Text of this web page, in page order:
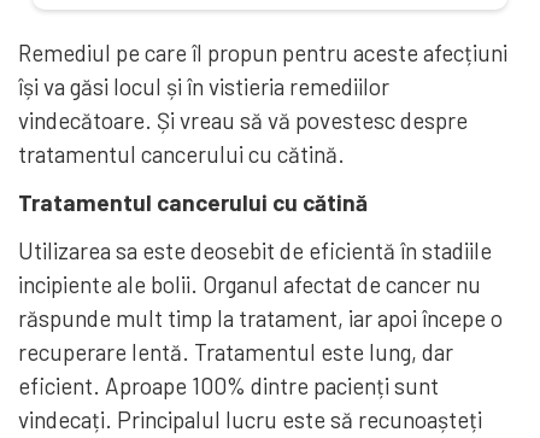
Remediul pe care îl propun pentru aceste afecțiuni
își va găsi locul și în vistieria remediilor
vindecătoare. Și vreau să vă povestesc despre
tratamentul cancerului cu cătină.
Tratamentul cancerului cu cătină
Utilizarea sa este deosebit de eficientă în stadiile
incipiente ale bolii. Organul afectat de cancer nu
răspunde mult timp la tratament, iar apoi începe o
recuperare lentă. Tratamentul este lung, dar
eficient. Aproape 100% dintre pacienți sunt
vindecați. Principalul lucru este să recunoașteți